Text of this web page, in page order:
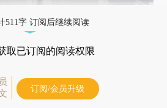
511字 订阅后继续阅读
取已订阅的阅读权限
订阅/会员升级